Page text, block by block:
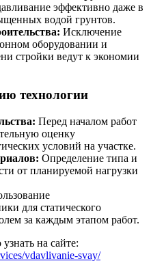
эффективно даже в
водой грунтов.
Исключение
оборудовании и
стройки ведут к экономии
технологии
Перед началом работ
оценку
условий на участке.
Определение типа и
от планируемой нагрузки
для статического
за каждым этапом работ.
на сайте:
vdavlivanie-svay/